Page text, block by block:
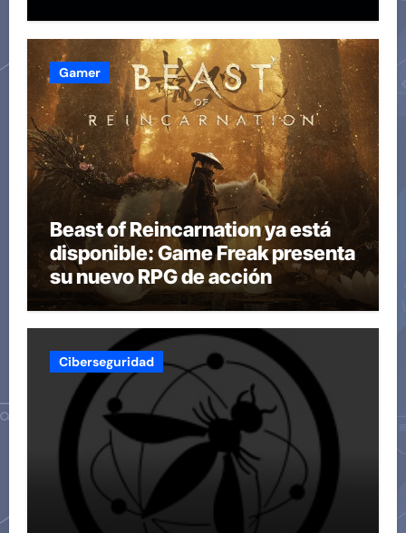
Gamer
Beast of Reincarnation ya está
disponible: Game Freak presenta
su nuevo RPG de acción
Ciberseguridad